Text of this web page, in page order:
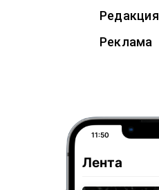
Редакция
Реклама
11:50
Лента